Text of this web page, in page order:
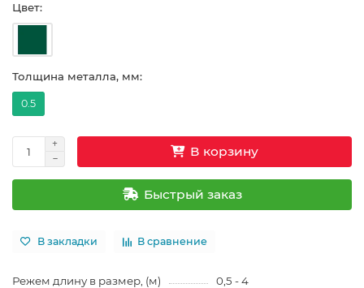
Цвет:
Толщина металла, мм:
0.5
В корзину
Быстрый заказ
В закладки В сравнение
Режем длину в размер, (м)
0,5 - 4